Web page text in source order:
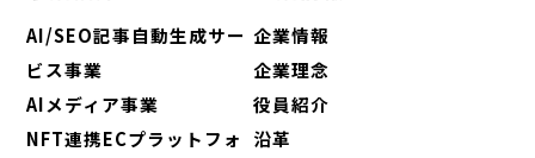
AI/SEO記事自動生成サー
ビス事業
AIメディア事業
NFT連携ECプラットフォ
企業情報
企業理念
役員紹介
沿革